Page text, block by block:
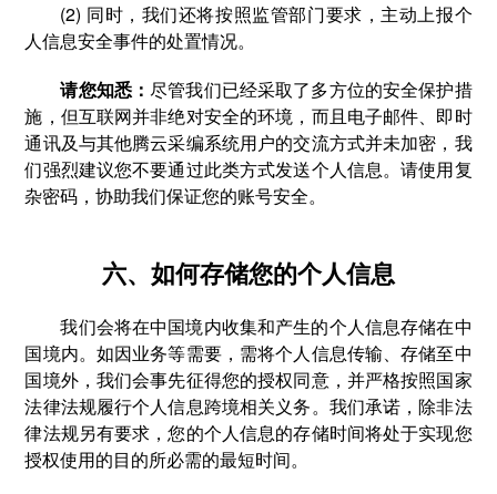
(2) 同时，我们还将按照监管部门要求，主动上报个
人信息安全事件的处置情况。
请您知悉：尽管我们已经采取了多方位的安全保护措
施，但互联网并非绝对安全的环境，而且电子邮件、即时
通讯及与其他腾云采编系统用户的交流方式并未加密，我
们强烈建议您不要通过此类方式发送个人信息。请使用复
杂密码，协助我们保证您的账号安全。
六、如何存储您的个人信息
我们会将在中国境内收集和产生的个人信息存储在中
国境内。如因业务等需要，需将个人信息传输、存储至中
国境外，我们会事先征得您的授权同意，并严格按照国家
法律法规履行个人信息跨境相关义务。我们承诺，除非法
律法规另有要求，您的个人信息的存储时间将处于实现您
授权使用的目的所必需的最短时间。